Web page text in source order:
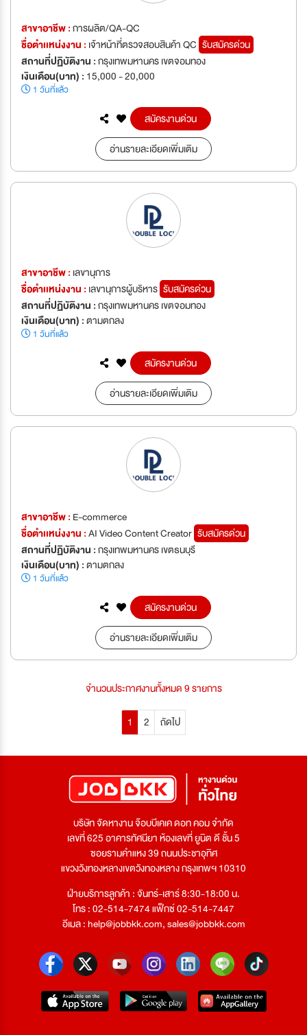
สาขาอาชีพ :การผลิต/QA-QC
ชื่อตำเเหน่งงาน : เจ้าหน้าที่ตรวจสอบสินค้า QC รับสมัครด่วน
สถานที่ปฏิบัติงาน :กรุงเทพมหานคร เขตจอมทอง
เงินเดือน(บาท) : 15,000 - 20,000
1 วันที่แล้ว
สมัครงานด่วน
อ่านรายละเอียดเพิ่มเติม
สาขาอาชีพ : เลขานุการ
ชื่อตำเเหน่งงาน : เลขานุการผู้บริหาร รับสมัครด่วน
สถานที่ปฏิบัติงาน :กรุงเทพมหานคร เขตจอมทอง
เงินเดือน(บาท) :ตามตกลง
1 วันที่แล้ว
สมัครงานด่วน
อ่านรายละเอียดเพิ่มเติม
สาขาอาชีพ : E-commerce
ชื่อตำเเหน่งงาน :AI Video Content Creator รับสมัครด่วน
สถานที่ปฏิบัติงาน :กรุงเทพมหานคร เขตธนบุรี
เงินเดือน(บาท) :ตามตกลง
1 วันที่แล้ว
สมัครงานด่วน
อ่านรายละเอียดเพิ่มเติม
จำนวนประกาศงานทั้งหมด 9 รายการ
1 2 ถัดไป
บริษัท จัดหางาน จ๊อบบีเคเค ดอท คอม จำกัด
เลขที่ 625 อาคารทัศนียา ห้องเลขที่ ยูนิต ดี ชั้น 5
ซอยรามคำแหง 39 ถนนประชาอุทิศ
แขวงวังทองหลางเขตวังทองหลาง กรุงเทพฯ 10310
ฝ่ายบริการลูกค้า : จันทร์-เสาร์ 8:30-18:00 น.
โทร : 02-514-7474 แฟ็กซ์ 02-514-7447
อีเมล :help@jobbkk.com,sales@jobbkk.com